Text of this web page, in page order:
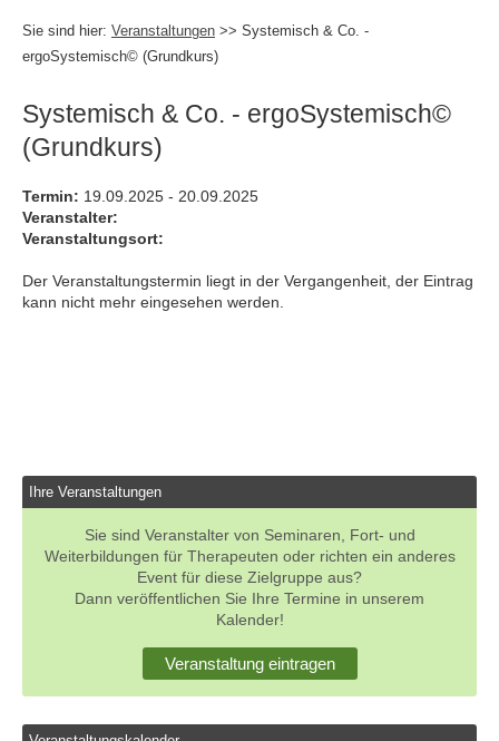
Sie sind hier: Veranstaltungen >> Systemisch & Co. -
ergoSystemisch© (Grundkurs)
Systemisch & Co. - ergoSystemisch©
(Grundkurs)
Termin: 19.09.2025 - 20.09.2025
Veranstalter:
Veranstaltungsort:
Der Veranstaltungstermin liegt in der Vergangenheit, der Eintrag
kann nicht mehr eingesehen werden.
Ihre Veranstaltungen
Sie sind Veranstalter von Seminaren, Fort- und
Weiterbildungen für Therapeuten oder richten ein anderes
Event für diese Zielgruppe aus?
Dann veröffentlichen Sie Ihre Termine in unserem
Kalender!
Veranstaltung eintragen